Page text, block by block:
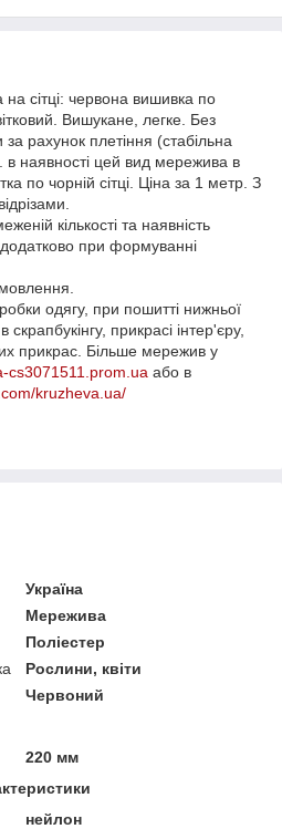
сітці: червона вишивка по
Вишукане, легке. Без
за рахунок плетіння (стабільна
наявності цей вид мережива в
по чорній сітці. Ціна за 1 метр. З
кількості та наявність
додатково при формуванні
одягу, при пошитті нижньої
прикрасі інтер'єру,
прикрас. Більше мережив у
cs3071511.prom.ua або в
kruzheva.ua/
Україна
Мережива
Поліестер
Рослини, квіти
Червоний
220 мм
нейлон